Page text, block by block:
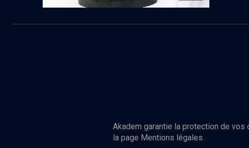
Akadem garantie la protection de
la page Mentions légales.